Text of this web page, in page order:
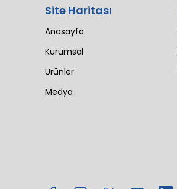
Site Haritası
Anasayfa
Kurumsal
Ürünler
Medya